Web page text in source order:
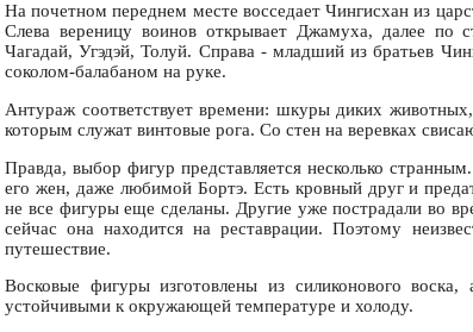
На почетном переднем месте восседает Чингисхан из
Слева вереницу воинов открывает Джамуха, далее по
Чагадай, Угэдэй, Толуй. Справа - младший из братьев
соколом-балабаном на руке.
Антураж соответствует времени: шкуры диких
которым служат винтовые рога. Со стен на веревках
Правда, выбор фигур представляется несколько
его жен, даже любимой Бортэ. Есть кровный друг и
не все фигуры еще сделаны. Другие уже пострадали во
сейчас она находится на реставрации. Поэтому
путешествие.
Восковые фигуры изготовлены из силиконового
устойчивыми к окружающей температуре и холоду.